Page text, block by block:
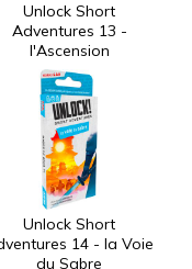
Unlock Short
Adventures 13 -
l'Ascension
Unlock Short
14 - la Voie
du Sabre